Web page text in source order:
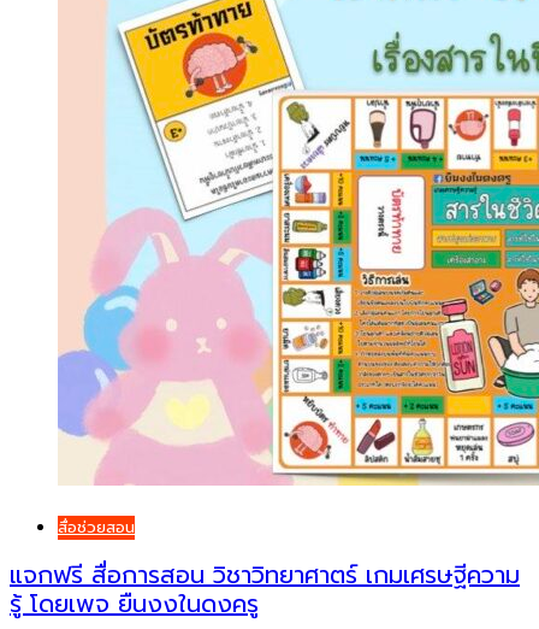
สื่อช่วยสอน
แจกฟรี สื่อการสอน วิชาวิทยาศาตร์ เกมเศรษฐีความ
รู้ โดยเพจ ยืนงงในดงครู